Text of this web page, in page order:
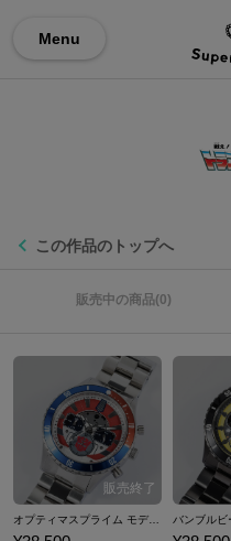
Menu
この作品のトップへ
販売中の商品(0)